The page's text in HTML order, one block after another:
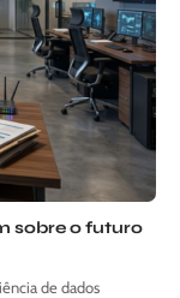
sobre o futuro
de dados